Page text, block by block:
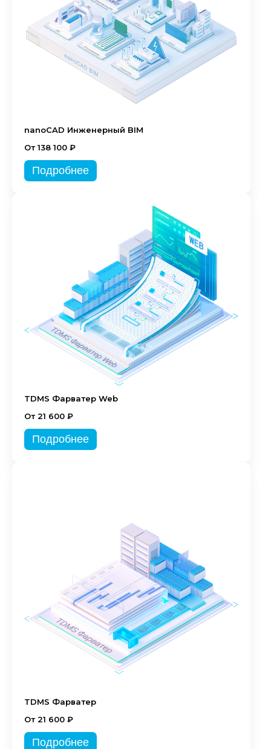
nanoCAD Инженерный BIM
От 138 100 ₽
Подробнее
TDMS Фарватер Web
От 21 600 ₽
Подробнее
TDMS Фарватер
От 21 600 ₽
Подробнее